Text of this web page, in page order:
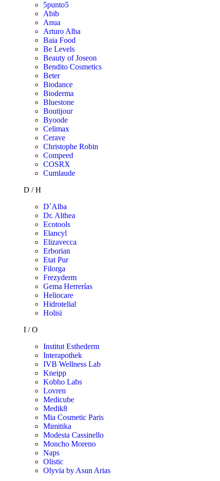
5punto5
Abib
Anua
Arturo Alba
Baia Food
Be Levels
Beauty of Joseon
Bendito Cosmetics
Beter
Biodance
Bioderma
Bluestone
Boutijour
Byoode
Celimax
Cerave
Christophe Robin
Compeed
COSRX
Cumlaude
D / H
D´Alba
Dr. Althea
Ecotools
Elancyl
Elizavecca
Erborian
Etat Pur
Filorga
Frezyderm
Gema Herrerías
Heliocare
Hidrotelial
Holisi
I / O
Institut Esthederm
Interapothek
IVB Wellness Lab
Kneipp
Kobho Labs
Lovren
Medicube
Medik8
Mia Cosmetic Paris
Mimitika
Modesta Cassinello
Moncho Moreno
Naps
Olistic
Olyvia by Asun Arias